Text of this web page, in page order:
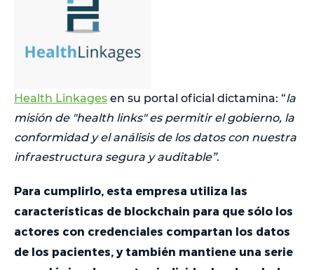
Health Linkages en su portal oficial dictamina: “la
misión de "health links" es permitir el gobierno, la
conformidad y el análisis de los datos con nuestra
infraestructura segura y auditable”.
Para cumplirlo, esta empresa utiliza las
características de blockchain para que sólo los
actores con credenciales compartan los datos
de los pacientes, y también mantiene una serie